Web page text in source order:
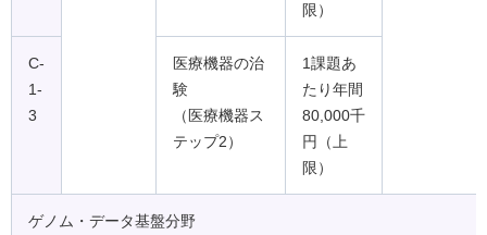
限）
C-
1-
3
医療機器の治
験
（医療機器ス
テップ2）
1課題あ
たり年間
80,000千
円（上
限）
ゲノム・データ基盤分野